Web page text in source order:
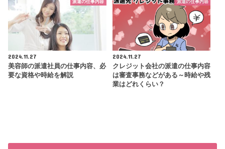
派遣の仕事内容
2024.11.27
美容師の派遣社員の仕事内容、必
要な資格や時給を解説
派遣の仕事内容
2024.11.27
クレジット会社の派遣の仕事内容
は審査事務などがある～時給や残
業はどれくらい？